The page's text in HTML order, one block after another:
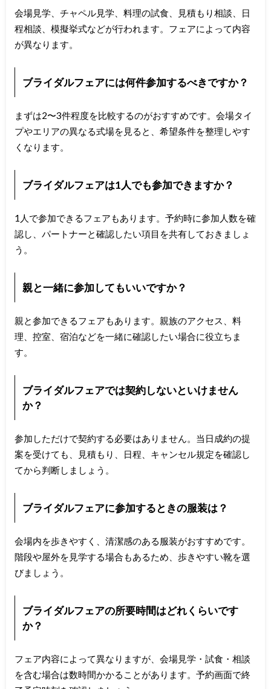
会場見学、チャペル見学、料理の試食、見積もり相談、日
程相談、模擬挙式などが行われます。フェアによって内容
が異なります。
ブライダルフェアには何件参加するべきですか？
まずは2〜3件程度を比較するのがおすすめです。会場タイ
プやエリアの異なる式場を見ると、希望条件を整理しやす
くなります。
ブライダルフェアは1人でも参加できますか？
1人で参加できるフェアもあります。予約時に参加人数を確
認し、パートナーと確認したい項目を共有しておきましょ
う。
親と一緒に参加してもいいですか？
親と参加できるフェアもあります。親族のアクセス、料
理、控室、宿泊などを一緒に確認したい場合に役立ちま
す。
ブライダルフェアでは契約しないといけません
か？
参加しただけで契約する必要はありません。当日成約の提
案を受けても、見積もり、日程、キャンセル規定を確認し
てから判断しましょう。
ブライダルフェアに参加するときの服装は？
会場内を歩きやすく、清潔感のある服装がおすすめです。
階段や屋外を見学する場合もあるため、歩きやすい靴を選
びましょう。
ブライダルフェアの所要時間はどれくらいです
か？
フェア内容によって異なりますが、会場見学・試食・相談
を含む場合は数時間かかることがあります。予約画面で終